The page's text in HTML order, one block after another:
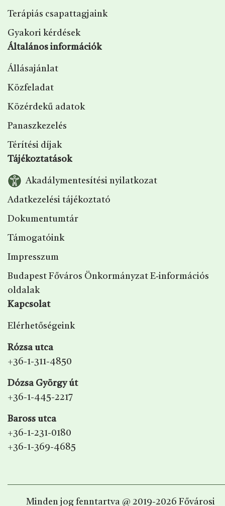
Terápiás csapattagjaink
Gyakori kérdések
Általános információk
Állásajánlat
Közfeladat
Közérdekű adatok
Panaszkezelés
Térítési díjak
Tájékoztatások
Akadálymentesítési nyilatkozat
Adatkezelési tájékoztató
Dokumentumtár
Támogatóink
Impresszum
Budapest Főváros Önkormányzat E‑információs
oldalak
Kapcsolat
Elérhetőségeink
Rózsa utca
+36-1-311-4850
Dózsa György út
+36-1-445-2217
Baross utca
+36-1-231-0180
+36-1-369-4685
Minden jog fenntartva @ 2019-2026 Fővárosi